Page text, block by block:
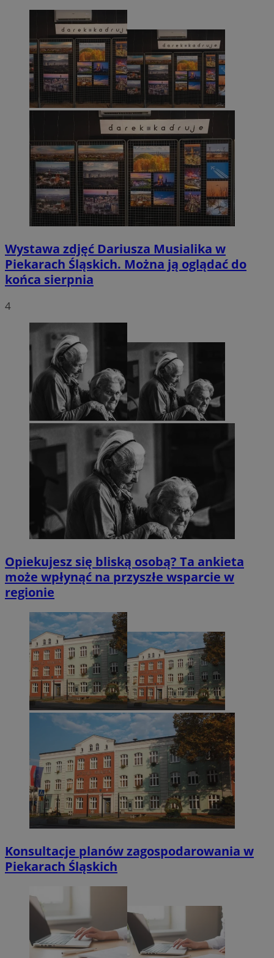
Wystawa zdjęć Dariusza Musialika w
Piekarach Śląskich. Można ją oglądać do
końca sierpnia
4
Opiekujesz się bliską osobą? Ta ankieta
może wpłynąć na przyszłe wsparcie w
regionie
Konsultacje planów zagospodarowania w
Piekarach Śląskich